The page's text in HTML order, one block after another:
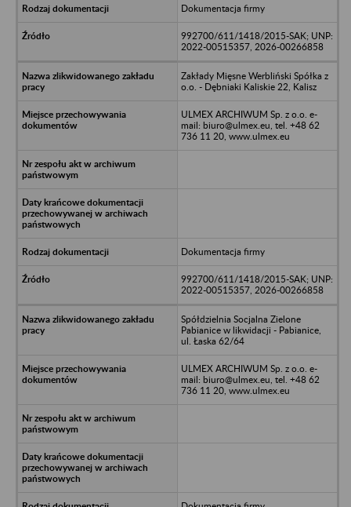
Dokumentacja firmy
992700/611/1418/2015-SAK; UNP:
2022-00515357, 2026-00266858
Zakłady Mięsne Werbliński Spółka z
o.o. - Dębniaki Kaliskie 22, Kalisz
ULMEX ARCHIWUM Sp. z o.o. e-
mail: biuro@ulmex.eu, tel. +48 62
736 11 20, www.ulmex.eu
Dokumentacja firmy
992700/611/1418/2015-SAK; UNP:
2022-00515357, 2026-00266858
Spółdzielnia Socjalna Zielone
Pabianice w likwidacji - Pabianice,
ul. Łaska 62/64
ULMEX ARCHIWUM Sp. z o.o. e-
mail: biuro@ulmex.eu, tel. +48 62
736 11 20, www.ulmex.eu